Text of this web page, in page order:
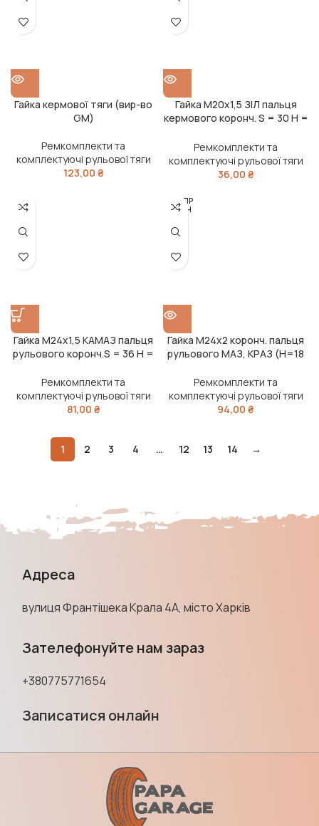
Гайка кермової тяги (вир-во
GM)
Ремкомплекти та
комплектуючі рульової тяги
123,00 ₴
Гайка М20х1,5 ЗІЛ пальця
кермового коронч. S = 30 H =
Ремкомплекти та
комплектуючі рульової тяги
36,00 ₴
Гайка М24х1,5 КАМАЗ пальця
рульового коронч.S = 36 H =
Ремкомплекти та
комплектуючі рульової тяги
81,00 ₴
РОЗПР
ОДАН
Гайка М24х2 коронч. пальця
рульового МАЗ, КРАЗ (Н=18
Ремкомплекти та
комплектуючі рульової тяги
94,00 ₴
1 2 3 4 … 12 13 14 →
Адреса
вулиця Франтішека Крала 4А, місто Харків
Зателефонуйте нам зараз
+380775771654
Записатися онлайн